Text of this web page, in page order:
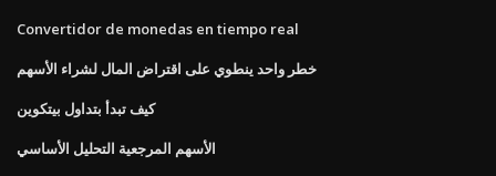
Convertidor de monedas en tiempo real
خطر واحد ينطوي على اقتراض المال لشراء الأسهم
كيف تبدأ بتداول بيتكوين
الأسهم المرجعية التحليل الأساسي